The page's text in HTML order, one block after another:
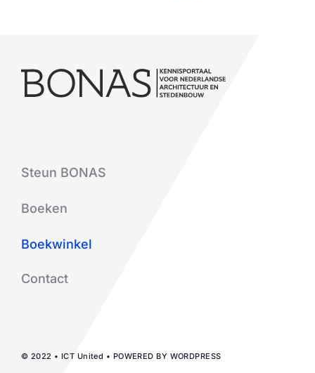
Steun BONAS
Boeken
Boekwinkel
Contact
© 2022 • ICT United • POWERED BY WORDPRESS